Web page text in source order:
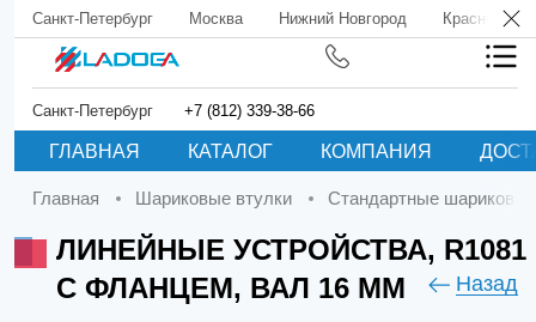
Санкт-Петербург Москва Нижний Новгород Краснодар
Санкт-Петербург +7 (812) 339-38-66
ГЛАВНАЯ КАТАЛОГ КОМПАНИЯ
Главная Шариковые втулки Стандартные
ЛИНЕЙНЫЕ УСТРОЙСТВА, R1081
С ФЛАНЦЕМ, ВАЛ 16 ММ
Назад